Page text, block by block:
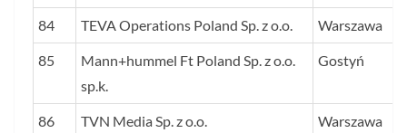
84 TEVA Operations Poland Sp. z o.o. Warszawa
85
Mann+hummel Ft Poland Sp. z o.o.
sp.k.
Gostyń
86 TVN Media Sp. z o.o. Warszawa